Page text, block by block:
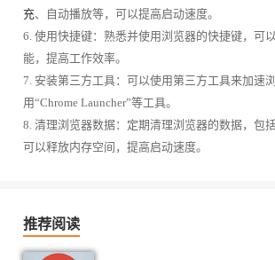
充、自动播放等，可以提高启动速度。
6. 使用快捷键：熟悉并使用浏览器的快捷键，可
能，提高工作效率。
7. 安装第三方工具：可以使用第三方工具来加速
用“Chrome Launcher”等工具。
8. 清理浏览器数据：定期清理浏览器的数据，包
可以释放内存空间，提高启动速度。
推荐阅读